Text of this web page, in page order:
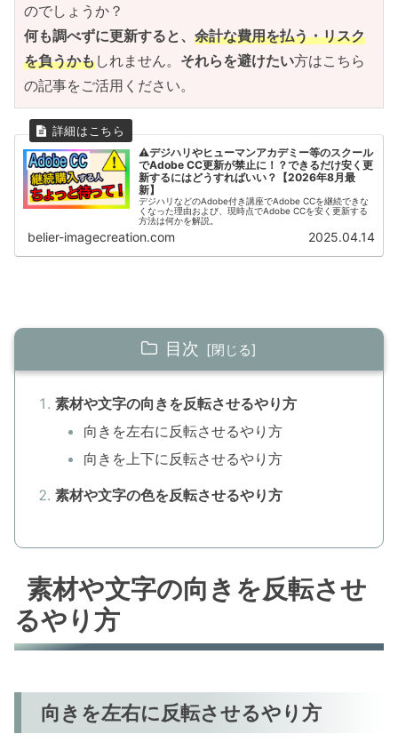
のでしょうか？
何も調べずに更新すると、 余計な費用を払う・リスク
を負うかもしれません。 それらを避けたい方はこちら
の記事をご活用ください。
⚠デジハリやヒューマンアカデミー等のスクール
でAdobe CC更新が禁止に！？できるだけ安く更
新するにはどうすればいい？【2026年8月最
新】
デジハリなどのAdobe付き講座でAdobe CCを継続できな
くなった理由および、現時点でAdobe CCを安く更新する
方法は何かを解説。
belier-imagecreation.com 2025.04.14
目次
素材や文字の向きを反転させるやり方
向きを左右に反転させるやり方
向きを上下に反転させるやり方
素材や文字の色を反転させるやり方
素材や文字の向きを反転させ
るやり方
向きを左右に反転させるやり方